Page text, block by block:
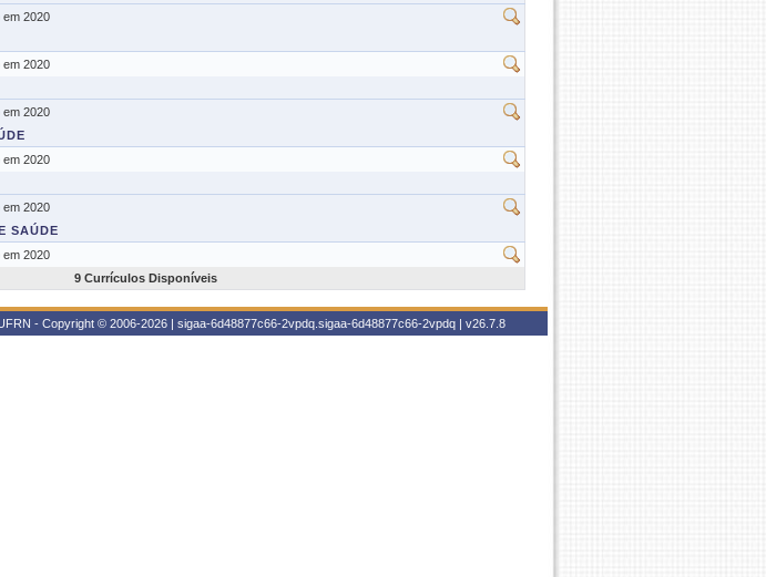
em 2020
em 2020
em 2020
em 2020
em 2020
SAÚDE
em 2020
9 Currículos Disponíveis
- Copyright © 2006-2026 | sigaa-6d48877c66-2vpdq.sigaa-6d48877c66-2vpdq | v26.7.8